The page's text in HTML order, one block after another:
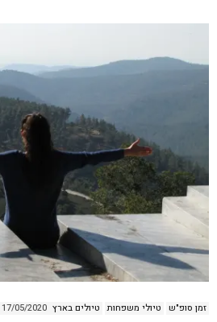
זמן סופ"ש טיולי משפחות טיולים בארץ 17/05/2020